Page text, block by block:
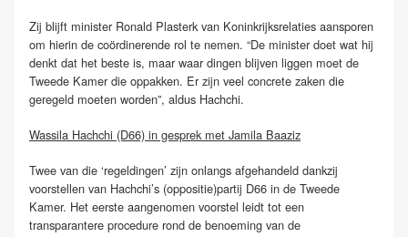
Zij blijft minister Ronald Plasterk van Koninkrijksrelaties aansporen
om hierin de coördinerende rol te nemen. “De minister doet wat hij
denkt dat het beste is, maar waar dingen blijven liggen moet de
Tweede Kamer die oppakken. Er zijn veel concrete zaken die
geregeld moeten worden”, aldus Hachchi.
Wassila Hachchi (D66) in gesprek met Jamila Baaziz
Twee van die ‘regeldingen’ zijn onlangs afgehandeld dankzij
voorstellen van Hachchi’s (oppositie)partij D66 in de Tweede
Kamer. Het eerste aangenomen voorstel leidt tot een
transparantere procedure rond de benoeming van de